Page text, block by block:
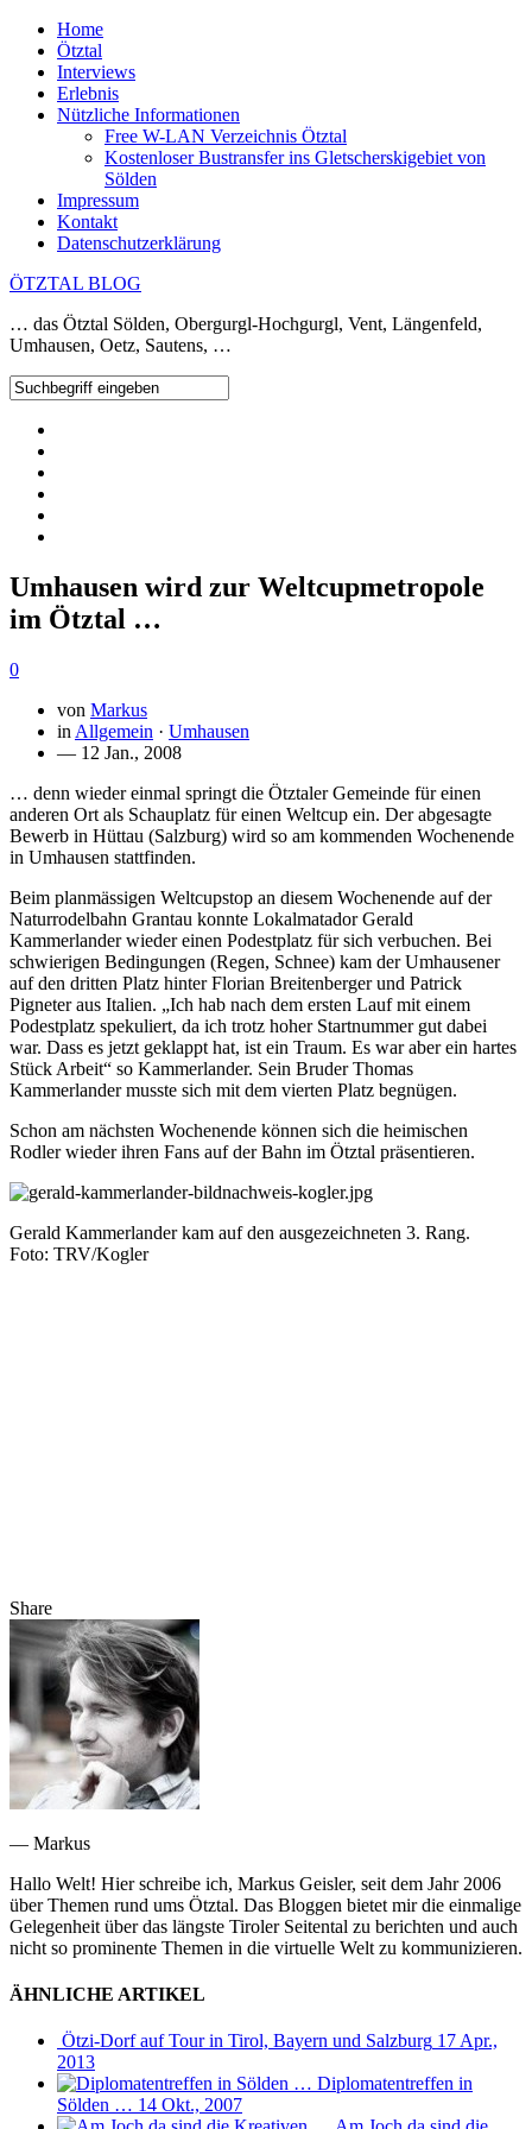
Home
Ötztal
Interviews
Erlebnis
Nützliche Informationen
Free W-LAN Verzeichnis Ötztal
Kostenloser Bustransfer ins Gletscherskigebiet von
Sölden
Impressum
Kontakt
Datenschutzerklärung
ÖTZTAL BLOG
… das Ötztal Sölden, Obergurgl-Hochgurgl, Vent, Längenfeld,
Umhausen, Oetz, Sautens, …
Umhausen wird zur Weltcupmetropole
im Ötztal …
0
von Markus
in Allgemein · Umhausen
— 12 Jan., 2008
… denn wieder einmal springt die Ötztaler Gemeinde für einen
anderen Ort als Schauplatz für einen Weltcup ein. Der abgesagte
Bewerb in Hüttau (Salzburg) wird so am kommenden Wochenende
in Umhausen stattfinden.
Beim planmässigen Weltcupstop an diesem Wochenende auf der
Naturrodelbahn Grantau konnte Lokalmatador Gerald
Kammerlander wieder einen Podestplatz für sich verbuchen. Bei
schwierigen Bedingungen (Regen, Schnee) kam der Umhausener
auf den dritten Platz hinter Florian Breitenberger und Patrick
Pigneter aus Italien. „Ich hab nach dem ersten Lauf mit einem
Podestplatz spekuliert, da ich trotz hoher Startnummer gut dabei
war. Dass es jetzt geklappt hat, ist ein Traum. Es war aber ein hartes
Stück Arbeit“ so Kammerlander. Sein Bruder Thomas
Kammerlander musste sich mit dem vierten Platz begnügen.
Schon am nächsten Wochenende können sich die heimischen
Rodler wieder ihren Fans auf der Bahn im Ötztal präsentieren.
Gerald Kammerlander kam auf den ausgezeichneten 3. Rang.
Foto: TRV/Kogler
Share
— Markus
Hallo Welt! Hier schreibe ich, Markus Geisler, seit dem Jahr 2006
über Themen rund ums Ötztal. Das Bloggen bietet mir die einmalige
Gelegenheit über das längste Tiroler Seitental zu berichten und auch
nicht so prominente Themen in die virtuelle Welt zu kommunizieren.
ÄHNLICHE ARTIKEL
Ötzi-Dorf auf Tour in Tirol, Bayern und Salzburg 17 Apr.,
2013
Diplomatentreffen in
Sölden … 14 Okt., 2007